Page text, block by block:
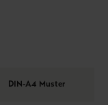
DIN-A4 Muster